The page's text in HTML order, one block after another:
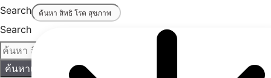
Search
Search
ค้นหาเลย!